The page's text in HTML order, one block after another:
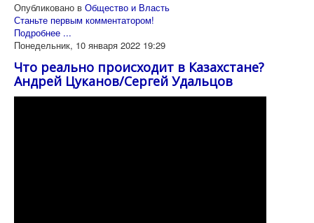
Опубликовано в Общество и Власть
Станьте первым комментатором!
Подробнее ...
Понедельник, 10 января 2022 19:29
Что реально происходит в Казахстане?
Андрей Цуканов/Сергей Удальцов